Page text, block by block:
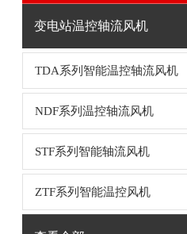
变电站温控轴流风机
TDA系列智能温控轴流风机
NDF系列温控轴流风机
STF系列智能轴流风机
ZTF系列智能温控风机